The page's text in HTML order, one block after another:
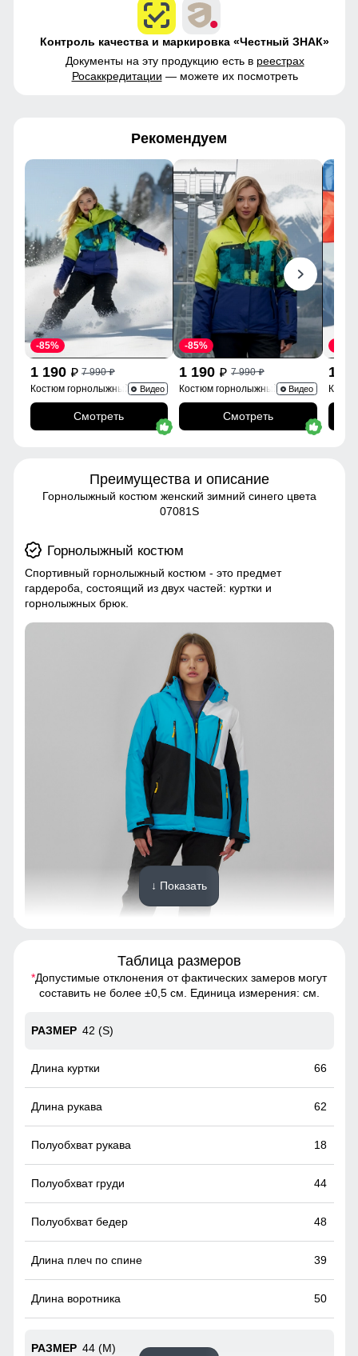
Контроль качества и маркировка «Честный ЗНАК»
Документы на эту продукцию есть в реестрах
Росаккредитации — можете их посмотреть
Рекомендуем
1 190 p 7 990p
-85%
Костюм горнолыжный
02395Sl
Видео
Смотреть
1 190 p 7 990p
-85%
Костюм горнолыжный 0005Sl
Видео
Смотреть
1
Преимущества и описание
Горнолыжный костюм женский зимний синего цвета
07081S
Горнолыжный костюм
Спортивный горнолыжный костюм - это предмет
гардероба, состоящий из двух частей: куртки и
горнолыжных брюк.
Спортивный горнолыжный костюм - это предмет
гардероба, состоящий из двух частей: куртки и
пальца
снега в рукава. Они бывают с прорезью для большого
пальца и без нее. Регулируемые манжеты на удобных
застежках - еще один способ воспрепятствовать
поверх куртки. Так же полуперчатки очень удобны во
время катания на лыжах: лыжные палки не
выскальзывают из рук при эксплуатации.
↓ Показать
Таблица размеров
*Допустимые отклонения от фактических замеров могут
составить не более ±0,5 см. Единица измерения: см.
42 (S)
66
62
18
44
48
39
50
44 (M)